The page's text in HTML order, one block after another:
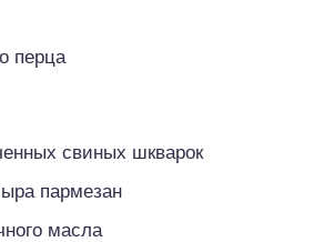
перца
свиных шкварок
пармезан
масла